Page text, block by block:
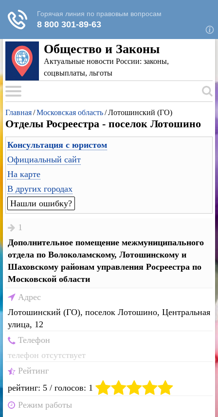
Общество и Законы
Актуальные новости России: законы,
соцвыплаты, льготы
Главная/Московская область/Лотошинский (ГО)
Отделы Росреестра - поселок Лотошино
Консультация с юристом
Официальный сайт
На карте
В других городах
Нашли ошибку?
1
Дополнительное помещение межмуниципального
отдела по Волоколамскому, Лотошинскому и
Шаховскому районам управления Росреестра по
Московской области
Адрес
Лотошинский (ГО), поселок Лотошино, Центральная
улица, 12
Телефон
телефон отсутствует
Рейтинг
рейтинг: 5 / голосов: 1
Режим работы
Для любых предложений по сайту: rk-
reestr@cp9.ru